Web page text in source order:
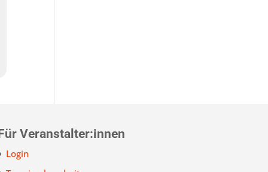
Veranstalter:innen
Login